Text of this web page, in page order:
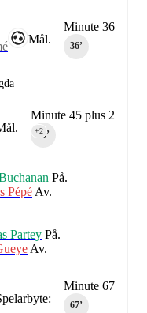
Minute 36
36‎’‎
Mål.
Minute 45 plus 2
45‎’‎
+2
På.
Pépé Av.
Partey På.
Av.
Minute 67
67‎’‎